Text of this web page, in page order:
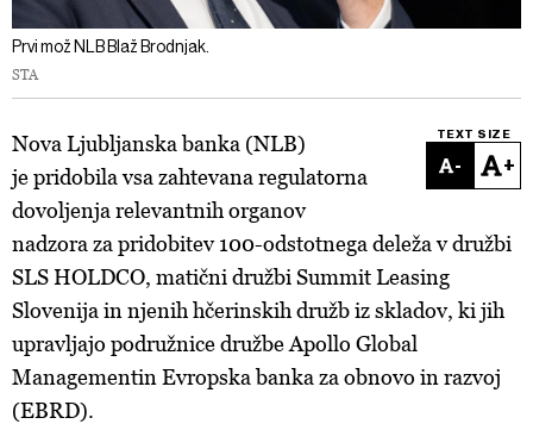
Prvi mož NLB Blaž Brodnjak.
STA
TEXT SIZE
- +
Nova Ljubljanska banka (NLB)
je pridobila vsa zahtevana regulatorna
dovoljenja relevantnih organov
nadzora za pridobitev 100-odstotnega deleža v družbi
SLS HOLDCO, matični družbi Summit Leasing
Slovenija in njenih hčerinskih družb iz skladov, ki jih
upravljajo podružnice družbe Apollo Global
Managementin Evropska banka za obnovo in razvoj
(EBRD).